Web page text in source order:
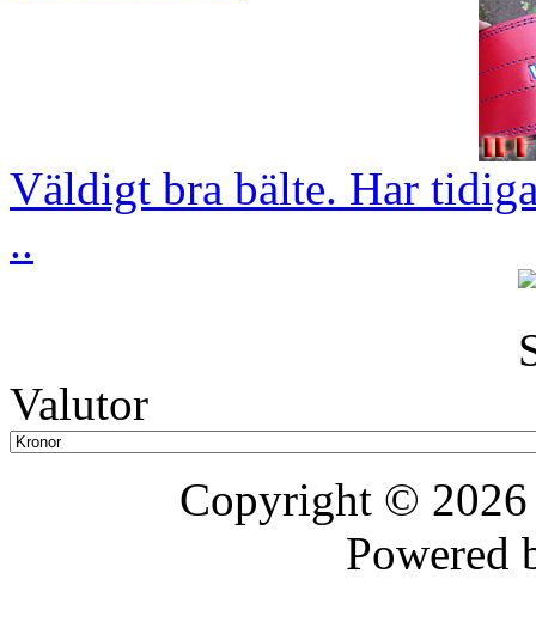
Väldigt bra bälte. Har
..
Valutor
Copyright ©
Powered